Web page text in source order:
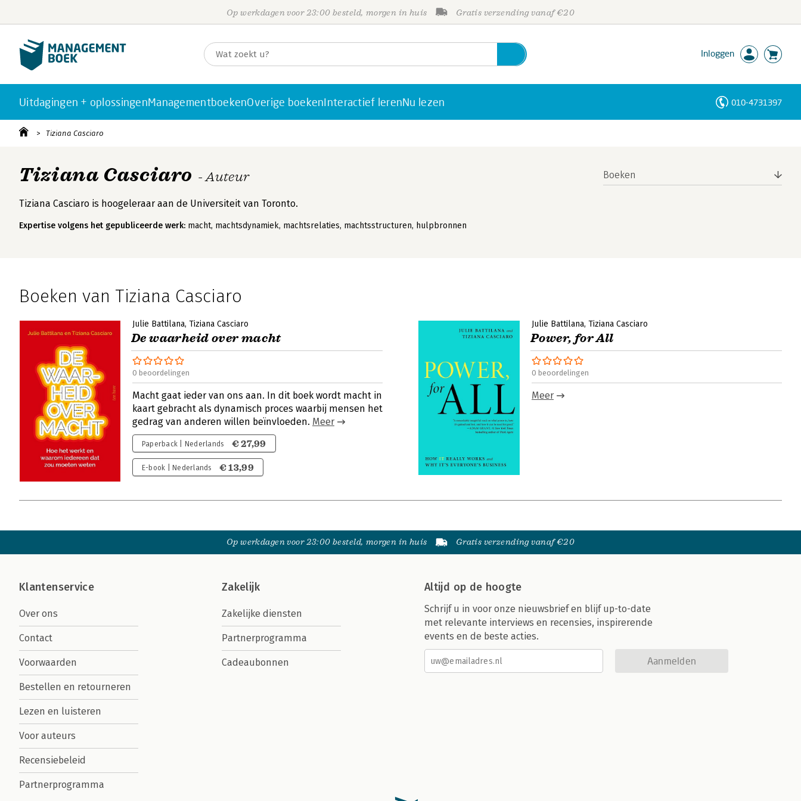
Op werkdagen voor 23:00 besteld, morgen in huis Gratis verzending vanaf €20
Inloggen
Uitdagingen + oplossingenManagementboekenOverige boekenInteractief lerenNu lezen 010-4731397
Tiziana Casciaro
Tiziana Casciaro - Auteur
Tiziana Casciaro is hoogeleraar aan de Universiteit van Toronto.
Expertise volgens het gepubliceerde werk: macht, machtsdynamiek, machtsrelaties, machtsstructuren, hulpbronnen
Boeken
Boeken van Tiziana Casciaro
Julie Battilana Tiziana Casciaro
De waarheid over macht
0 beoordelingen
Macht gaat ieder van ons aan. In dit boek wordt macht in
kaart gebracht als dynamisch proces waarbij mensen het
gedrag van anderen willen beïnvloeden. Meer
Paperback | Nederlands € 27,99
E-book | Nederlands € 13,99
Julie Battilana Tiziana Casciaro
Power, for All
0 beoordelingen
Meer
Op werkdagen voor 23:00 besteld, morgen in huis Gratis verzending vanaf €20
Klantenservice
Over ons
Contact
Voorwaarden
Bestellen en retourneren
Lezen en luisteren
Voor auteurs
Recensiebeleid
Partnerprogramma
Zakelijk
Zakelijke diensten
Partnerprogramma
Cadeaubonnen
Altijd op de hoogte
Schrijf u in voor onze nieuwsbrief en blijf up-to-date
met relevante interviews en recensies, inspirerende
events en de beste acties.
Aanmelden
Personen